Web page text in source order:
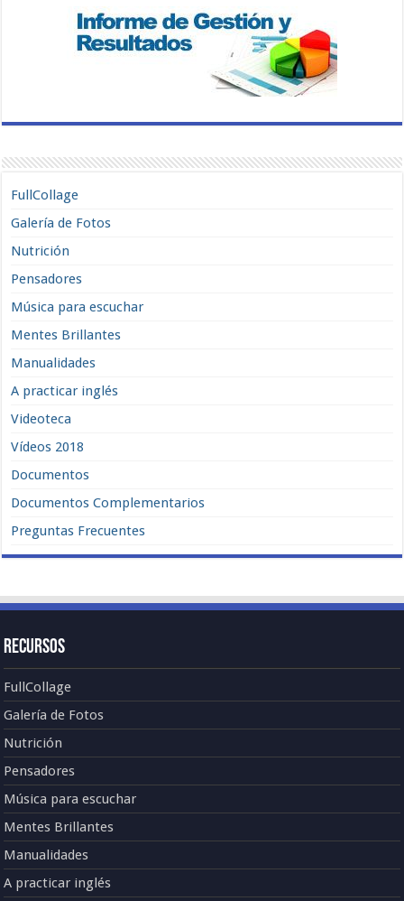
FullCollage
Galería de Fotos
Nutrición
Pensadores
Música para escuchar
Mentes Brillantes
Manualidades
A practicar inglés
Videoteca
Vídeos 2018
Documentos
Documentos Complementarios
Preguntas Frecuentes
Recursos
FullCollage
Galería de Fotos
Nutrición
Pensadores
Música para escuchar
Mentes Brillantes
Manualidades
A practicar inglés